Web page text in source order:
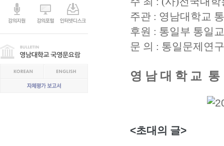
주관 : 영남대학교
후원 : 통일부 통일
문 의 : 통일문제연
영 남 대 학 교 통
<초대의 글>